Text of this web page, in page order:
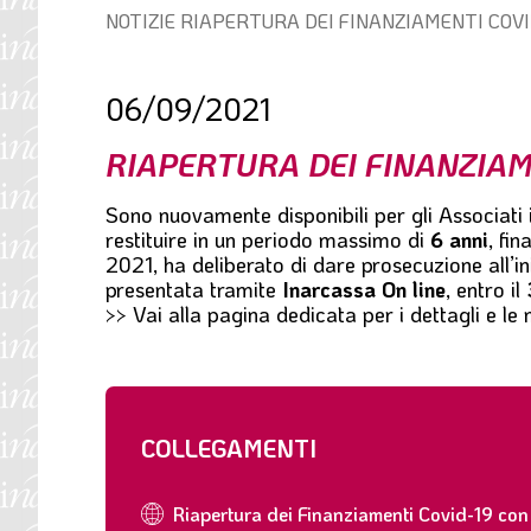
e
Percorso
NOTIZIE RIAPERTURA DEI FINANZIAMENTI
06/09/2021
RIAPERTURA DEI
Sono nuovamente disponibili per gli Associati
restituire in un periodo massimo di 6 anni,
2021, ha deliberato di dare prosecuzione
presentata tramite Inarcassa On line, entro il
>> Vai alla pagina dedicata per i dettagli e le
COLLEGAMENTI
Riapertura dei Finanziamenti Covid-19